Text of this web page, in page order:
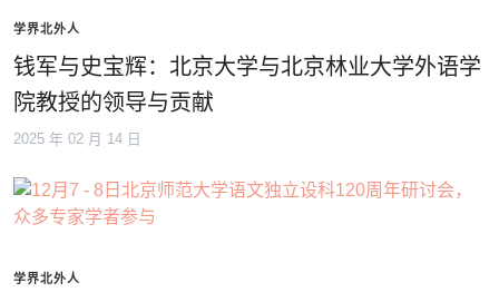
学界北外人
钱军与史宝辉：北京大学与北京林业大学外语学
院教授的领导与贡献
2025 年 02 月 14 日
学界北外人